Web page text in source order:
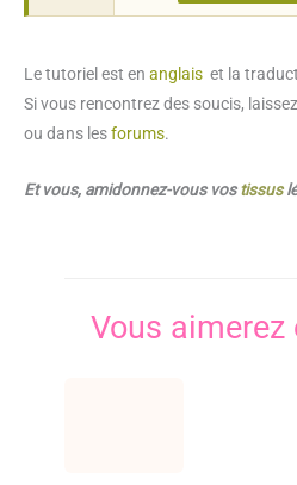
Le tutoriel est en anglais et la
Si vous rencontrez des soucis,
ou dans lesforums.
Et vous, amidonnez-vous vostissus
Vous aimerez